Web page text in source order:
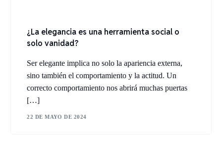
¿La elegancia es una herramienta social o
solo vanidad?
Ser elegante implica no solo la apariencia externa,
sino también el comportamiento y la actitud. Un
correcto comportamiento nos abrirá muchas puertas
[…]
22 DE MAYO DE 2024